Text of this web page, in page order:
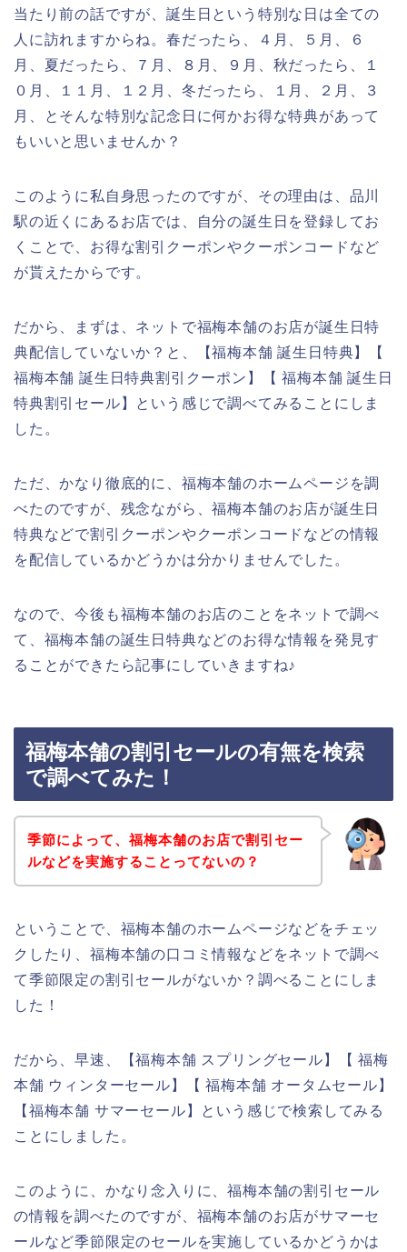
当たり前の話ですが、誕生日という特別な日は全ての
人に訪れますからね。春だったら、４月、５月、６
月、夏だったら、７月、８月、９月、秋だったら、１
０月、１１月、１２月、冬だったら、１月、２月、３
月、とそんな特別な記念日に何かお得な特典があって
もいいと思いませんか？
このように私自身思ったのですが、その理由は、品川
駅の近くにあるお店では、自分の誕生日を登録してお
くことで、お得な割引クーポンやクーポンコードなど
が貰えたからです。
だから、まずは、ネットで福梅本舗のお店が誕生日特
典配信していないか？と、【福梅本舗 誕生日特典】【
福梅本舗 誕生日特典割引クーポン】【 福梅本舗 誕生日
特典割引セール】という感じで調べてみることにしま
した。
ただ、かなり徹底的に、福梅本舗のホームページを調
べたのですが、残念ながら、福梅本舗のお店が誕生日
特典などで割引クーポンやクーポンコードなどの情報
を配信しているかどうかは分かりませんでした。
なので、今後も福梅本舗のお店のことをネットで調べ
て、福梅本舗の誕生日特典などのお得な情報を発見す
ることができたら記事にしていきますね♪
福梅本舗の割引セールの有無を検索
で調べてみた！
季節によって、福梅本舗のお店で割引セー
ルなどを実施することってないの？
ということで、福梅本舗のホームページなどをチェッ
クしたり、福梅本舗の口コミ情報などをネットで調べ
て季節限定の割引セールがないか？調べることにしま
した！
だから、早速、【福梅本舗 スプリングセール】【 福梅
本舗 ウィンターセール】【 福梅本舗 オータムセール】
【福梅本舗 サマーセール】という感じで検索してみる
ことにしました。
このように、かなり念入りに、福梅本舗の割引セール
の情報を調べたのですが、福梅本舗のお店がサマーセ
ールなど季節限定のセールを実施しているかどうかは